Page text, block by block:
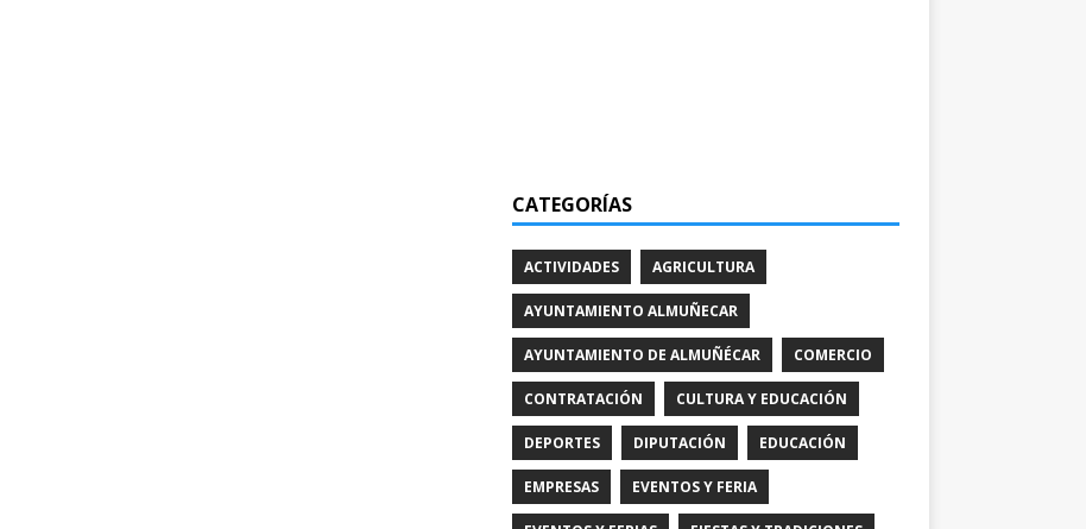
CATEGORÍAS
ACTIVIDADES AGRICULTURA
AYUNTAMIENTO ALMUÑECAR
AYUNTAMIENTO DE ALMUÑÉCAR COMERCIO
CONTRATACIÓN CULTURA Y EDUCACIÓN
DEPORTES DIPUTACIÓN EDUCACIÓN
EMPRESAS EVENTOS Y FERIA